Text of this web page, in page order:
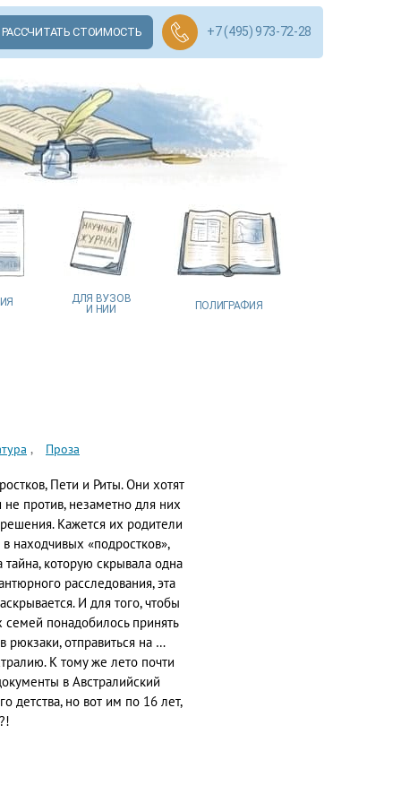
РАССЧИТАТЬ СТОИМОСТЬ +7 (495) 973-72-28
ДЛЯ ВУЗОВ
И НИИ
ПОЛИГРАФИЯ
Проза
Пети и Риты. Они хотят
не против, незаметно для них
Кажется их родители
находчивых «подростков»,
которую скрывала одна
расследования, эта
И для того, чтобы
понадобилось принять
рюкзаки, отправиться на …
К тому же лето почти
в Австралийский
детства, но вот им по 16 лет,